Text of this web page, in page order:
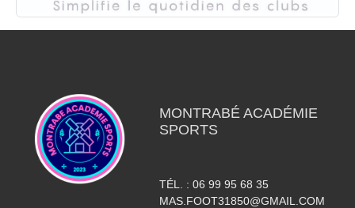
MONTRABÉ ACADÉMIE
SPORTS
TÉL. : 06 99 95 68 35
MAS.FOOT31850@GMAIL.COM